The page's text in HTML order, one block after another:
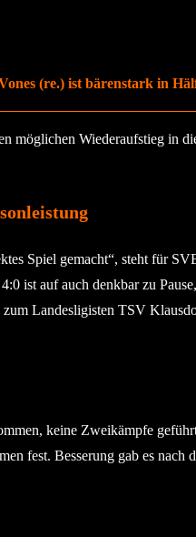
(re.) ist bärenstark in
möglichen Wiederaufstieg in
Spiel gemacht“, steht für
ist auf auch denkbar zu
Landesligisten TSV
keine Zweikämpfe
fest. Besserung gab es nach